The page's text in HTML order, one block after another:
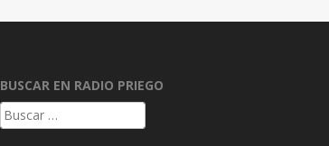
BUSCAR EN RADIO PRIEGO
Buscar: